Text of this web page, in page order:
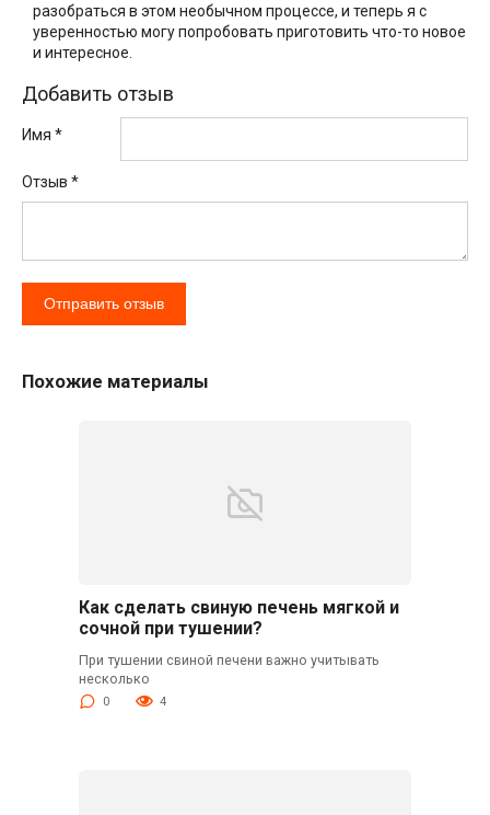
разобраться в этом необычном процессе, и теперь я с
уверенностью могу попробовать приготовить что-то новое
и интересное.
Добавить отзыв
Имя *
Отзыв *
Похожие материалы
Как сделать свиную печень мягкой и
сочной при тушении?
При тушении свиной печени важно учитывать
несколько
0 4